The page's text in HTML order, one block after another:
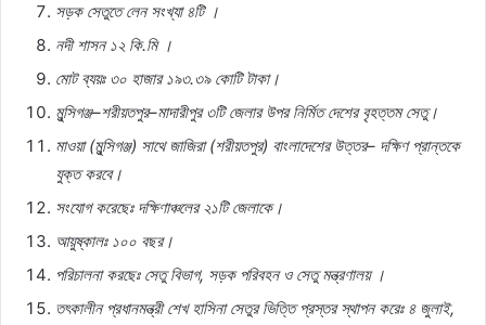
সড়ক সেতুতে লেন সংখ্যা ৪টি ।
নদী শাসন ১২ কি.মি ।
মোট ব্যয়ঃ ৩০ হাজার ১৯৩.৩৯ কোটি টাকা।
মুন্সিগঞ্জ–শরীয়তপুর–মাদারীপুর ৩টি জেলার উপর নির্মিত দেশের বৃহত্তম সেতু।
মাওয়া(মুন্সিগঞ্জ) সাথে জাজিরা(শরীয়তপুর) বাংলাদেশের উত্তর– দক্ষিণ প্রান্তকে
যুক্ত করবে।
সংযোগ করেছেঃ দক্ষিণাঞ্চলের ২১টি জেলাকে।
আয়ুষ্কালঃ ১০০ বছর।
পরিচালনা করছেঃ সেতু বিভাগ, সড়ক পরিবহন ও সেতু মন্ত্রণালয় ।
তৎকালীন প্রধানমন্ত্রী শেখ হাসিনা সেতুর ভিত্তি প্রস্তর স্থাপন করেঃ ৪ জুলাই,